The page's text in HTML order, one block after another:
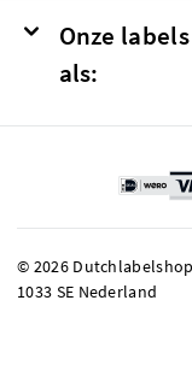
Onze
als:
© 2026
1033 SE Nederland